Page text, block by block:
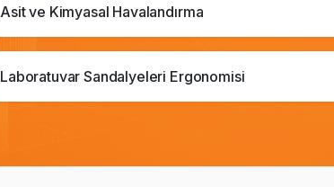
Asit ve Kimyasal Havalandırma
Laboratuvar Sandalyeleri Ergonomisi